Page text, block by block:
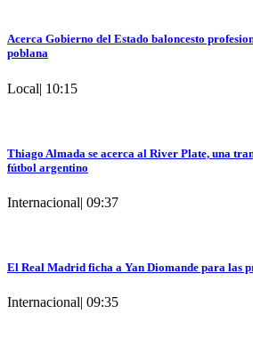
Acerca Gobierno del Estado baloncesto
poblana
Local| 10:15
Thiago Almada se acerca al River Plate, una
fútbol argentino
Internacional| 09:37
El Real Madrid ficha a Yan Diomande para las
Internacional| 09:35